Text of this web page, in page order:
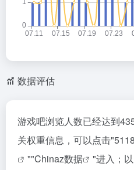
数据评估
游戏吧浏览人数已经达到
关权重信息，可以点击"
""Chinaz数据
"进入；